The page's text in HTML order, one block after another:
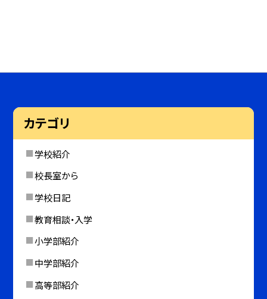
カテゴリ
学校紹介
校長室から
学校日記
教育相談・入学
小学部紹介
中学部紹介
高等部紹介